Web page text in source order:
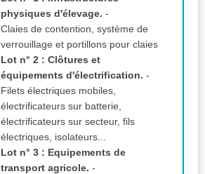
physiques d'élevage. -
Claies de contention, système de
verrouillage et portillons pour claies
Lot n° 2 : Clôtures et
équipements d'électrification. -
Filets électriques mobiles,
électrificateurs sur batterie,
électrificateurs sur secteur, fils
électriques, isolateurs...
Lot n° 3 : Equipements de
transport agricole. -